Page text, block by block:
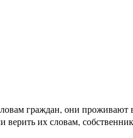
граждан, они
их словам,